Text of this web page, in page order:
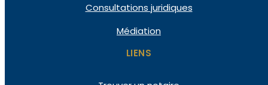
Consultations juridiques
Médiation
LIENS